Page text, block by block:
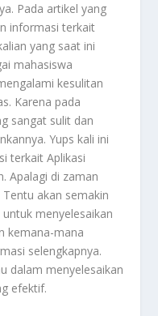
Pada artikel yang
informasi terkait
yang saat ini
mahasiswa
kesulitan
Karena pada
sangat sulit dan
Yups kali ini
terkaitAplikasi
Apalagi di zaman
akan semakin
menyelesaikan
kemana-mana
selengkapnya.
dalam menyelesaikan
efektif.